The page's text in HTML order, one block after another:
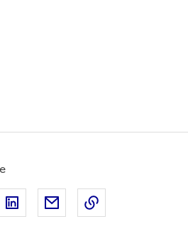
Facebook
sur X
Partager sur LinkedIn
Partager par email